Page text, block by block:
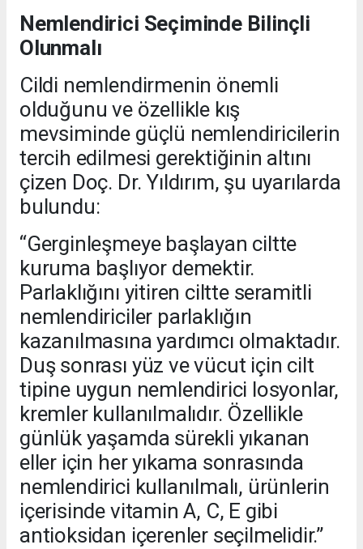
Nemlendirici Seçiminde Bilinçli
Olunmalı
Cildi nemlendirmenin önemli
olduğunu ve özellikle kış
mevsiminde güçlü nemlendiricilerin
tercih edilmesi gerektiğinin altını
çizen Doç. Dr. Yıldırım, şu uyarılarda
bulundu:
“Gerginleşmeye başlayan ciltte
kuruma başlıyor demektir.
Parlaklığını yitiren ciltte seramitli
nemlendiriciler parlaklığın
kazanılmasına yardımcı olmaktadır.
Duş sonrası yüz ve vücut için cilt
tipine uygun nemlendirici losyonlar,
kremler kullanılmalıdır. Özellikle
günlük yaşamda sürekli yıkanan
eller için her yıkama sonrasında
nemlendirici kullanılmalı, ürünlerin
içerisinde vitamin A, C, E gibi
antioksidan içerenler seçilmelidir.”